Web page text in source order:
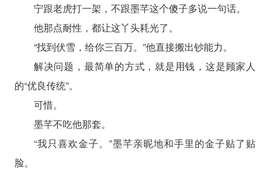
宁跟老虎打一架，不跟墨芊这个傻子多说一句话。
他那点耐性，都让这丫头耗光了。
“找到伏雪，给你三百万。”他直接搬出钞能力。
解决问题，最简单的方式，就是用钱，这是顾家人
的“优良传统”。
可惜。
墨芊不吃他那套。
“我只喜欢金子。”墨芊亲昵地和手里的金子贴了贴
脸。